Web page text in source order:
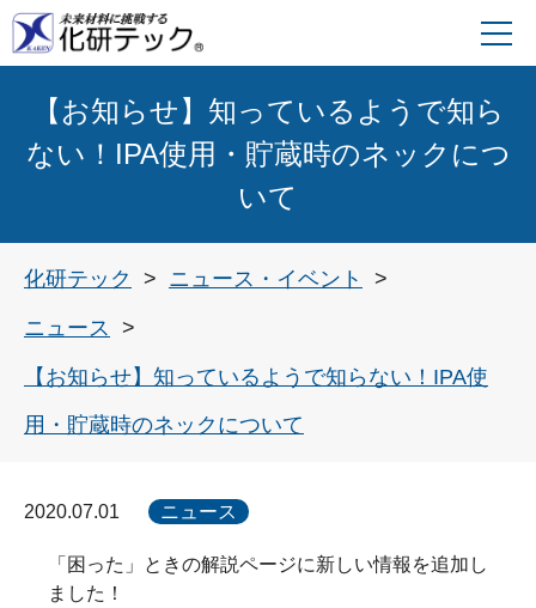
【お知らせ】知っているようで知ら
ない！IPA使用・貯蔵時のネックにつ
いて
化研テック ニュース・イベント
ニュース
【お知らせ】知っているようで知らない！IPA使
用・貯蔵時のネックについて
2020.07.01 ニュース
「困った」ときの解説ページに新しい情報を追加し
ました！